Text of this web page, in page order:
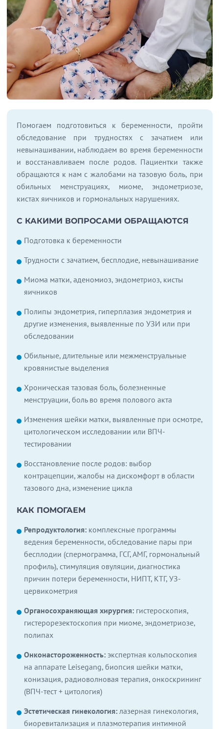
Помогаем подготовиться к беременности, пройти
обследование при трудностях с зачатием или
невынашивании, наблюдаем во время беременности
и восстанавливаем после родов. Пациентки также
обращаются к нам с жалобами на тазовую боль, при
обильных менструациях, миоме, эндометриозе,
кистах яичников и гормональных нарушениях.
С КАКИМИ ВОПРОСАМИ ОБРАЩАЮТСЯ
Подготовка к беременности
Трудности с зачатием, бесплодие, невынашивание
Миома матки, аденомиоз, эндометриоз, кисты
яичников
Полипы эндометрия, гиперплазия эндометрия и
другие изменения, выявленные по УЗИ или при
обследовании
Обильные, длительные или межменструальные
кровянистые выделения
Хроническая тазовая боль, болезненные
менструации, боль во время полового акта
Изменения шейки матки, выявленные при осмотре,
цитологическом исследовании или ВПЧ-
тестировании
Восстановление после родов: выбор
контрацепции, жалобы на дискомфорт в области
тазового дна, изменение цикла
КАК ПОМОГАЕМ
Репродуктология:комплексные программы
ведения беременности, обследование пары при
бесплодии (спермограмма, ГСГ, АМГ, гормональный
профиль), стимуляция овуляции, диагностика
причин потери беременности, НИПТ, КТГ, УЗ-
цервикометрия
Органосохраняющая хирургия:гистероскопия,
гистерорезектоскопия при миоме, эндометриозе,
полипах
Онконастороженность: экспертная кольпоскопия
на аппарате Leisegang, биопсия шейки матки,
конизация, радиоволновая терапия, онкоскрининг
(ВПЧ-тест + цитология)
Эстетическая гинекология:лазерная гинекология,
биоревитализация и плазмотерапия интимной